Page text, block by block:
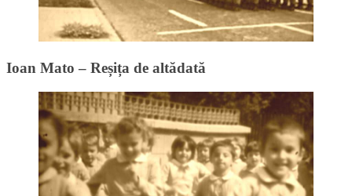
Ioan Mato – Reșița de altădată